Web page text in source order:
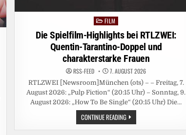
Posted
in
FILM
Die Spielfilm-Highlights bei RTLZWEI:
Quentin-Tarantino-Doppel und
charakterstarke Frauen
RSS-FEED 7. AUGUST 2026
RTLZWEI [Newsroom]München (ots) – – Freitag, 7.
August 2026: „Pulp Fiction“ (20:15 Uhr) – Sonntag, 9.
August 2026: „How To Be Single“ (20:15 Uhr) Die…
CONTINUE READINGDIE
SPIELFILM-
HIGHLIGHTS